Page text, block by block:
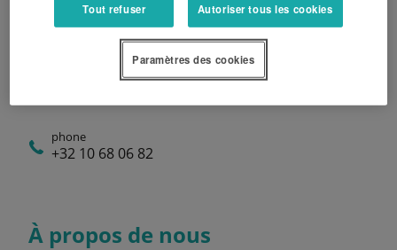
Mercredi
08:00 - 17:00
08:00 - 17:00
08:00 - 17:00
phone
+32 10 68 06 82
À propos de nous
Tout refuser Autoriser tous les cookies
Paramètres des cookies